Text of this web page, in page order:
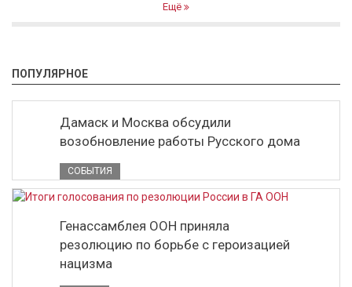
Ещё
ПОПУЛЯРНОЕ
Дамаск и Москва обсудили
возобновление работы Русского дома
СОБЫТИЯ
Генассамблея ООН приняла
резолюцию по борьбе с героизацией
нацизма